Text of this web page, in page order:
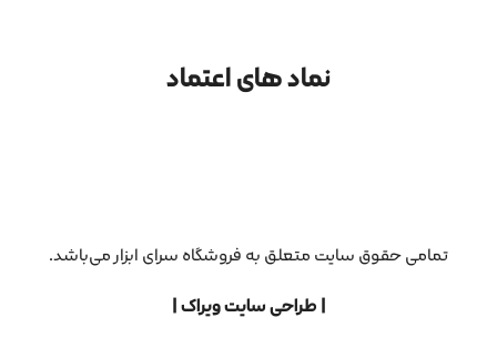
نماد های اعتماد
تمامی حقوق سایت متعلق به فروشگاه سرای ابزار می‌باشد.
| طراحی سایت ویراک |